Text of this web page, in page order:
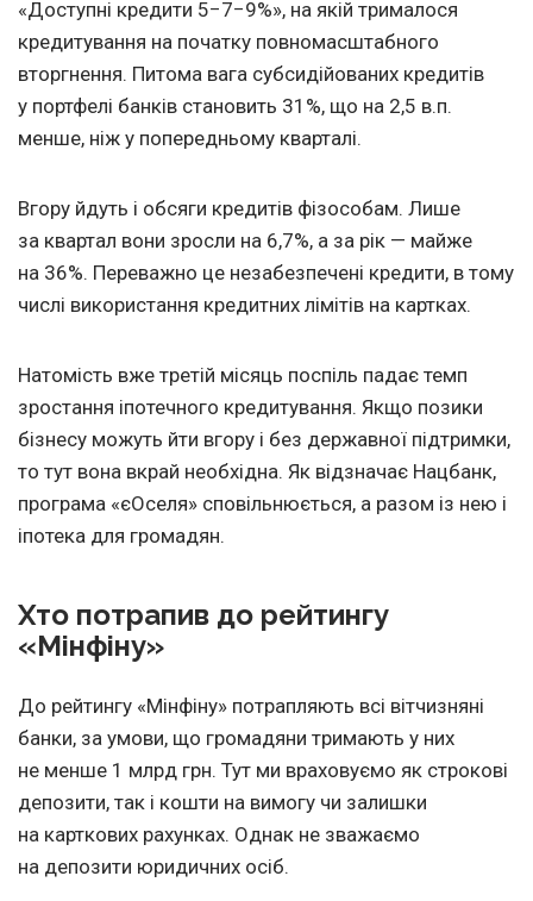
«Доступні кредити 5−7−9%», на якій трималося
кредитування на початку повномасштабного
вторгнення. Питома вага субсидійованих кредитів
у портфелі банків становить 31%, що на 2,5 в.п.
менше, ніж у попередньому кварталі.
Вгору йдуть і обсяги кредитів фізособам. Лише
за квартал вони зросли на 6,7%, а за рік — майже
на 36%. Переважно це незабезпечені кредити, в тому
числі використання кредитних лімітів на картках.
Натомість вже третій місяць поспіль падає темп
зростання іпотечного кредитування. Якщо позики
бізнесу можуть йти вгору і без державної підтримки,
то тут вона вкрай необхідна. Як відзначає Нацбанк,
програма «єОселя» сповільнюється, а разом із нею і
іпотека для громадян.
Хто потрапив до рейтингу
«Мінфіну»
До рейтингу «Мінфіну» потрапляють всі вітчизняні
банки, за умови, що громадяни тримають у них
не менше 1 млрд грн. Тут ми враховуємо як строкові
депозити, так і кошти на вимогу чи залишки
на карткових рахунках. Однак не зважаємо
на депозити юридичних осіб.